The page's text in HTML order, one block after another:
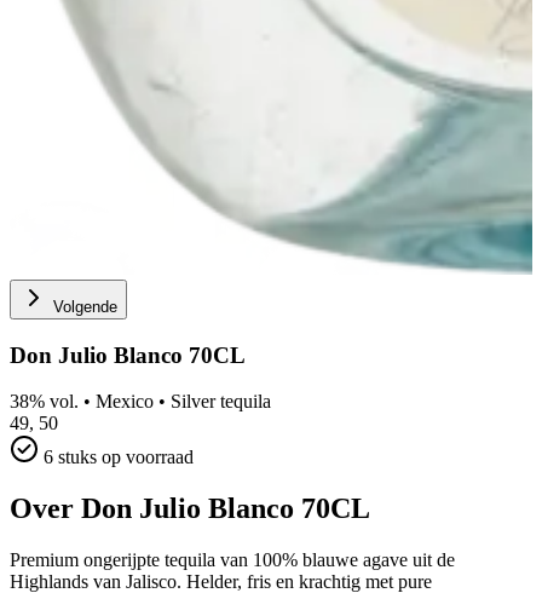
Volgende
Don Julio Blanco 70CL
38% vol. • Mexico • Silver tequila
49, 50
6 stuks op voorraad
Over Don Julio Blanco 70CL
Premium ongerijpte tequila van 100% blauwe agave uit de
Highlands van Jalisco. Helder, fris en krachtig met pure